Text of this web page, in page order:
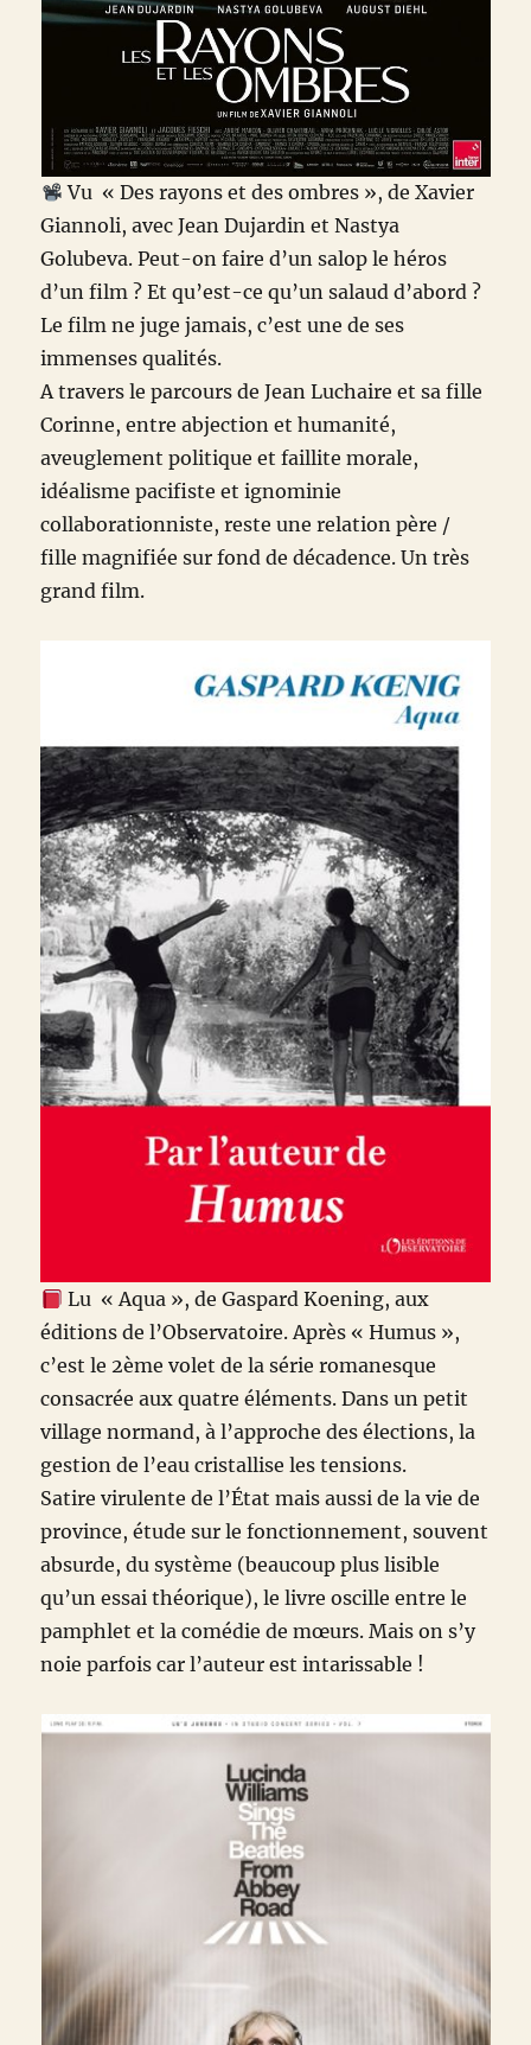
Vu « Des rayons et des ombres », de Xavier
Giannoli, avec Jean Dujardin et Nastya
Golubeva. Peut-on faire d’un salop le héros
d’un film ? Et qu’est-ce qu’un salaud d’abord ?
Le film ne juge jamais, c’est une de ses
immenses qualités.
A travers le parcours de Jean Luchaire et sa fille
Corinne, entre abjection et humanité,
aveuglement politique et faillite morale,
idéalisme pacifiste et ignominie
collaborationniste, reste une relation père /
fille magnifiée sur fond de décadence. Un très
grand film.
Lu « Aqua », de Gaspard Koening, aux
éditions de l’Observatoire. Après « Humus »,
c’est le 2ème volet de la série romanesque
consacrée aux quatre éléments. Dans un petit
village normand, à l’approche des élections, la
gestion de l’eau cristallise les tensions.
Satire virulente de l’État mais aussi de la vie de
province, étude sur le fonctionnement, souvent
absurde, du système (beaucoup plus lisible
qu’un essai théorique), le livre oscille entre le
pamphlet et la comédie de mœurs. Mais on s’y
noie parfois car l’auteur est intarissable !